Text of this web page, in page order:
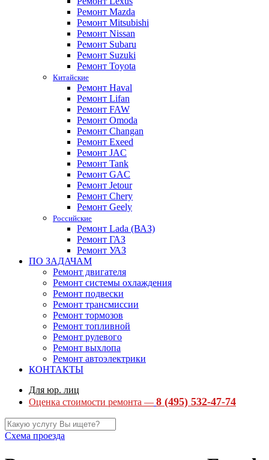
Ремонт Mazda
Ремонт Mitsubishi
Ремонт Nissan
Ремонт Subaru
Ремонт Suzuki
Ремонт Toyota
Китайские
Ремонт Haval
Ремонт Lifan
Ремонт FAW
Ремонт Omoda
Ремонт Changan
Ремонт Exeed
Ремонт JAC
Ремонт Tank
Ремонт GAC
Ремонт Jetour
Ремонт Chery
Ремонт Geely
Российские
Ремонт Lada (ВАЗ)
Ремонт ГАЗ
Ремонт УАЗ
ПО ЗАДАЧАМ
Ремонт двигателя
Ремонт системы охлаждения
Ремонт подвески
Ремонт трансмиссии
Ремонт тормозов
Ремонт топливной
Ремонт рулевого
Ремонт выхлопа
Ремонт автоэлектрики
КОНТАКТЫ
Для юр. лиц
Оценка стоимости ремонта — 8 (495) 532-47-74
Схема проезда